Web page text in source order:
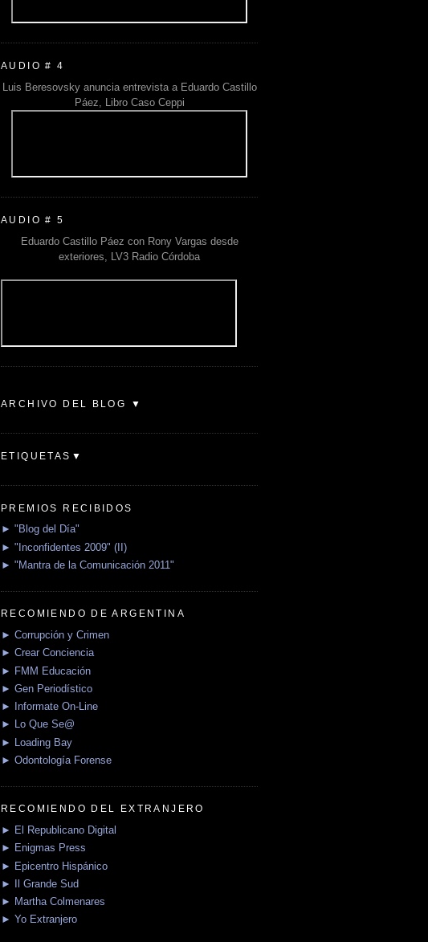
AUDIO # 4
Luis Beresovsky anuncia entrevista a Eduardo Castillo
Páez, Libro Caso Ceppi
AUDIO # 5
Eduardo Castillo Páez con Rony Vargas desde
exteriores, LV3 Radio Córdoba
ARCHIVO DEL BLOG ▼
ETIQUETAS▼
PREMIOS RECIBIDOS
► "Blog del Día"
► "Inconfidentes 2009" (II)
► "Mantra de la Comunicación 2011"
RECOMIENDO DE ARGENTINA
► Corrupción y Crimen
► Crear Conciencia
► FMM Educación
► Gen Periodístico
► Informate On-Line
► Lo Que Se@
► Loading Bay
► Odontología Forense
RECOMIENDO DEL EXTRANJERO
► El Republicano Digital
► Enigmas Press
► Epicentro Hispánico
► Il Grande Sud
► Martha Colmenares
► Yo Extranjero